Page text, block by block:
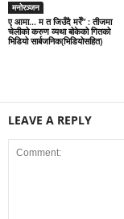
मनोरञ्जन
ए आमा… म त जिउँदै मरेँ” : तीजमा
चेलीको करुण व्यथा बोकेको गितको
भिडियो सार्बजनिक(भिडियोसहित)
LEAVE A REPLY